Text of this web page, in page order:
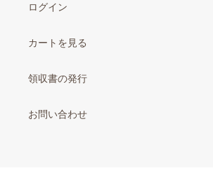
ログイン
カートを見る
領収書の発行
お問い合わせ